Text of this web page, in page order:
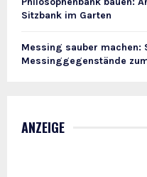
Sitzbank im Garten
Messing sauber machen:
Messinggegenstände
ANZEIGE